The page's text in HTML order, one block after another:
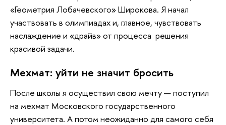
«Геометрия Лобачевского» Широкова. Я начал
участвовать в олимпиадах и, главное, чувствовать
наслаждение и «драйв» от процесса решения
красивой задачи.
Мехмат: уйти не значит бросить
После школы я осуществил свою мечту — поступил
на мехмат Московского государственного
университета. А потом неожиданно для самого себя